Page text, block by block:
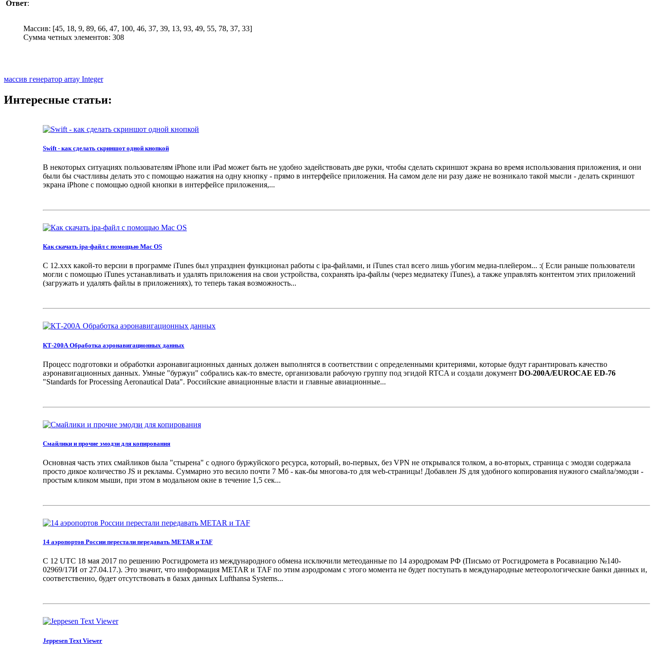
Ответ:
Массив: [45, 18, 9, 89, 66, 47, 100, 46, 37, 39, 13, 93, 49, 55, 78, 37, 33]
Сумма четных элементов: 308
массив генератор array Integer
Интересные статьи:
Swift - как сделать скриншот одной кнопкой
В некоторых ситуациях пользователям iPhone или iPad может быть не удобно задействовать две руки, чтобы сделать скриншот экрана во время использования приложения, и они
были бы счастливы делать это с помощью нажатия на одну кнопку - прямо в интерфейсе приложения. На самом деле ни разу даже не возникало такой мысли - делать скриншот
экрана iPhone с помощью одной кнопки в интерфейсе приложения,...
Как скачать ipa-файл с помощью Mac OS
С 12.ххх какой-то версии в программе iTunes был упразднен функционал работы с ipa-файлами, и iTunes стал всего лишь убогим медиа-плейером... :( Если раньше пользователи
могли с помощью iTunes устанавливать и удалять приложения на свои устройства, сохранять ipa-файлы (через медиатеку iTunes), а также управлять контентом этих приложений
(загружать и удалять файлы в приложениях), то теперь такая возможность...
КТ-200А Обработка аэронавигационных данных
Процесс подготовки и обработки аэронавигационных данных должен выполнятся в соответствии с определенными критериями, которые будут гарантировать качество
аэронавигационных данных. Умные "буржуи" собрались как-то вместе, организовали рабочую группу под эгидой RTCA и создали документ DO-200A/EUROCAE ED-76
"Standards for Processing Aeronautical Data". Российские авиационные власти и главные авиационные...
Смайлики и прочие эмодзи для копирования
Основная часть этих смайликов была "стырена" с одного буржуйского ресурса, который, во-первых, без VPN не открывался толком, а во-вторых, страница с эмодзи содержала
просто дикое количество JS и рекламы. Суммарно это весило почти 7 Мб - как-бы многова-то для web-страницы! Добавлен JS для удобного копирования нужного смайла/эмодзи -
простым кликом мыши, при этом в модальном окне в течение 1,5 сек...
14 аэропортов России перестали передавать METAR и TAF
С 12 UTC 18 мая 2017 по решению Росгидромета из международного обмена исключили метеоданные по 14 аэродромам РФ (Письмо от Росгидромета в Росавиацию №140-
02969/17И от 27.04.17.). Это значит, что информация METAR и TAF по этим аэродромам с этого момента не будет поступать в международные метеорологические банки данных и,
соответственно, будет отсутствовать в базах данных Lufthansa Systems...
Jeppesen Text Viewer